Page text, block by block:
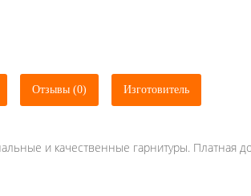
Отзывы (0) Изготовитель
и качественные гарнитуры. Платная